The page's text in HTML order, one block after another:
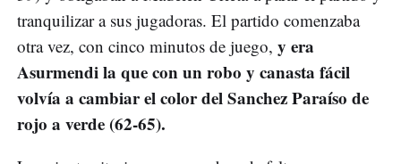
tranquilizar a sus jugadoras. El partido comenzaba
otra vez, con cinco minutos de juego, y era
Asurmendi la que con un robo y canasta fácil
volvía a cambiar el color del Sanchez Paraíso de
rojo a verde (62-65).